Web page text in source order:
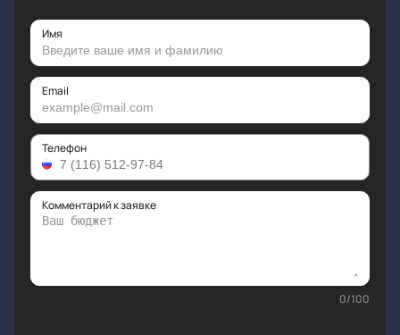
Имя
Email
Телефон
Комментарий к заявке
0/100